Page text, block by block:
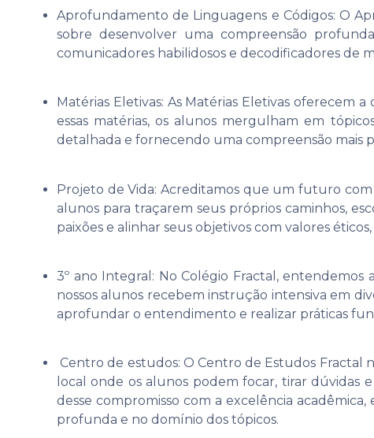
Aprofundamento de Linguagens e Códigos: O
sobre desenvolver uma compreensão
comunicadores habilidosos e decodificadores de
Matérias Eletivas: As Matérias Eletivas oferecem
essas matérias, os alunos mergulham em
detalhada e fornecendo uma compreensão mais
Projeto de Vida: Acreditamos que um futuro
alunos para traçarem seus próprios caminhos,
paixões e alinhar seus objetivos com valores
3º ano Integral: No Colégio Fractal,
nossos alunos recebem instrução intensiva em
aprofundar o entendimento e realizar práticas
Centro de estudos: O Centro de Estudos Fractal
local onde os alunos podem focar, tirar dúvidas
desse compromisso com a excelência
profunda e no domínio dos tópicos.